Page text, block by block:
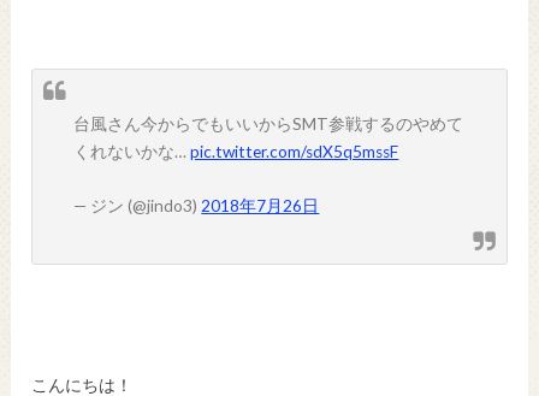
台風さん今からでもいいからSMT参戦するのやめて
くれないかな…pic.twitter.com/sdX5q5mssF
— ジン (@jindo3) 2018年7月26日
こんにちは！